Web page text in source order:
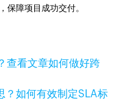
保障项目成功交付。
查看文章如何做好跨